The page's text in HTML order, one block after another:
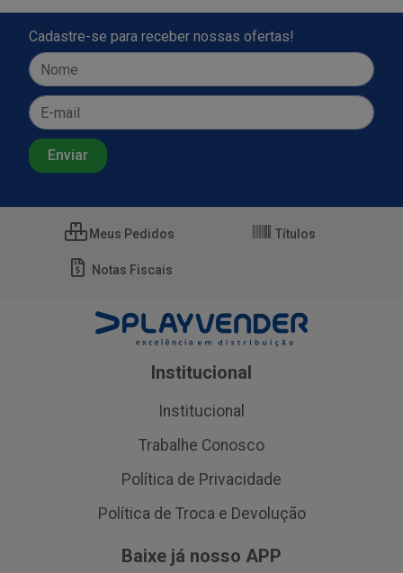
Cadastre-se para receber nossas ofertas!
Meus Pedidos Títulos
Notas Fiscais
Institucional
Institucional
Trabalhe Conosco
Política de Privacidade
Política de Troca e Devolução
Baixe já nosso APP